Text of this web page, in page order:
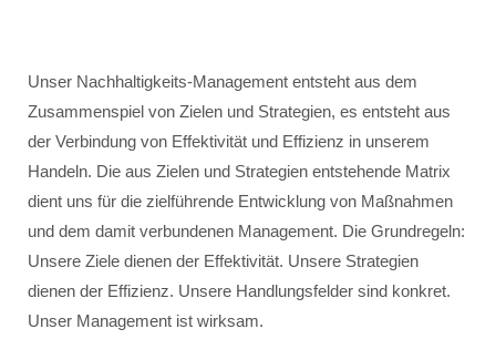
Unser Nachhaltigkeits-Management entsteht aus dem
Zusammenspiel von Zielen und Strategien, es entsteht aus
der Verbindung von Effektivität und Effizienz in unserem
Handeln. Die aus Zielen und Strategien entstehende Matrix
dient uns für die zielführende Entwicklung von Maßnahmen
und dem damit verbundenen Management. Die Grundregeln:
Unsere Ziele dienen der Effektivität. Unsere Strategien
dienen der Effizienz. Unsere Handlungsfelder sind konkret.
Unser Management ist wirksam.